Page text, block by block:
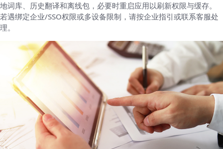
地词库、历史翻译和离线包，必要时重启应用以刷新权限与缓存。
若遇绑定企业/SSO权限或多设备限制，请按企业指引或联系客服处
理。